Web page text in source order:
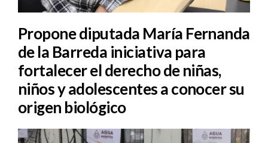
Propone diputada María Fernanda
de la Barreda iniciativa para
fortalecer el derecho de niñas,
niños y adolescentes a conocer su
origen biológico